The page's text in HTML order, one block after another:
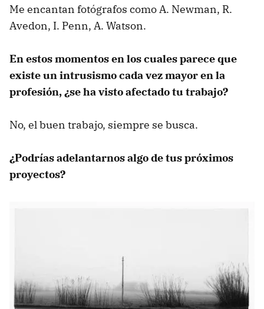
Me encantan fotógrafos como A. Newman, R.
Avedon, I. Penn, A. Watson.
En estos momentos en los cuales parece que
existe un intrusismo cada vez mayor en la
profesión, ¿se ha visto afectado tu trabajo?
No, el buen trabajo, siempre se busca.
¿Podrías adelantarnos algo de tus próximos
proyectos?